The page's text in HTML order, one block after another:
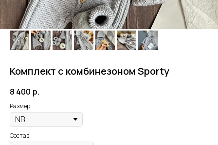
Комплект с комбинезоном Sporty
8 400 р.
Размер
Состав